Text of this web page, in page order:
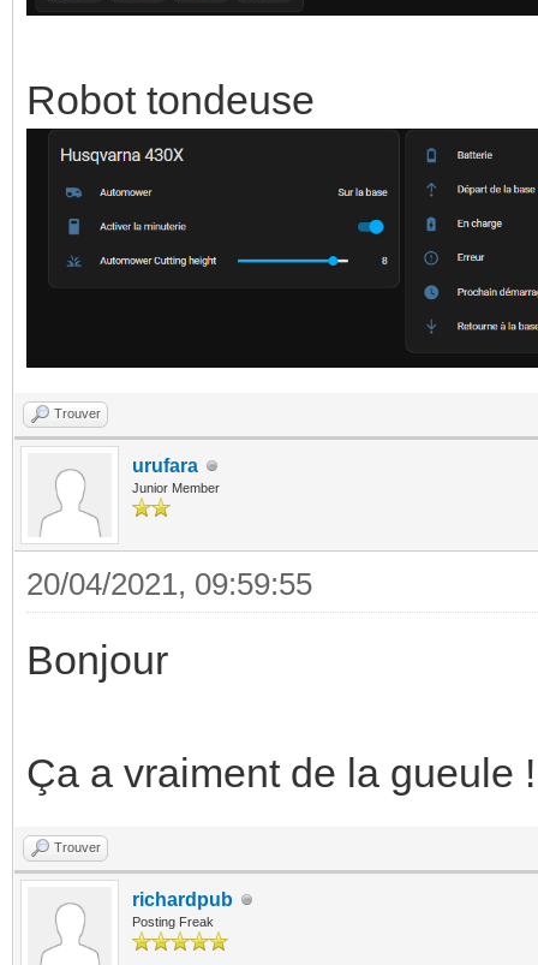
Robot tondeuse
Trouver
urufara
Junior Member
20/04/2021, 09:59:55
Bonjour
Ça a vraiment de la gueule !
Trouver
richardpub
Posting Freak